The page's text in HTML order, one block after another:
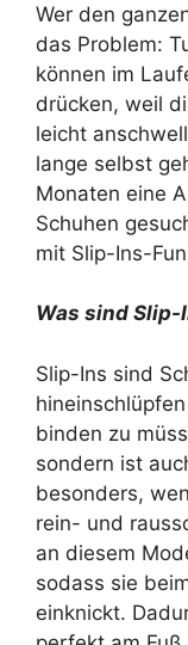
Wer den
das Problem:
können im
drücken, weil
leicht
lange selbst
Monaten eine
Schuhen
mit Slip-Ins-
Was sind Slip-
Slip-Ins sind
binden zu
sondern ist
besonders,
rein- und
an diesem
sodass sie
einknickt.